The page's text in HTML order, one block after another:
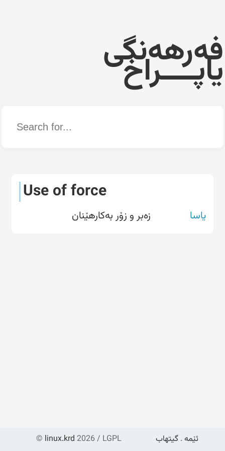
فەرهەنگی
یاپــــراخ
Word
Use of force
یاسا زەبر و زۆر بەکارهێنان
© linux.krd 2026 / LGPL ئێمە . گیتهاب